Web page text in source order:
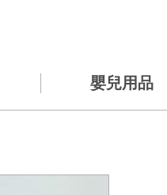
嬰兒用品